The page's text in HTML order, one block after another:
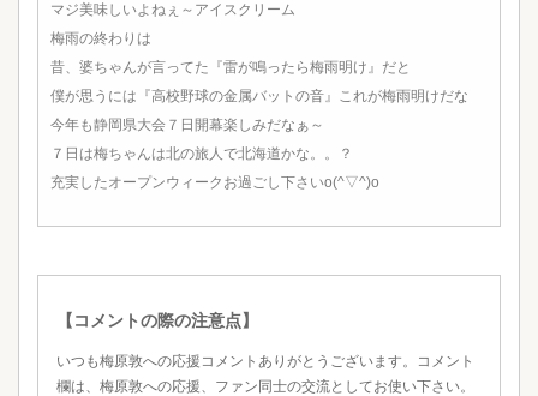
マジ美味しいよねぇ～アイスクリーム
梅雨の終わりは
昔、婆ちゃんが言ってた『雷が鳴ったら梅雨明け』だと
僕が思うには『高校野球の金属バットの音』これが梅雨明けだな
今年も静岡県大会７日開幕楽しみだなぁ～
７日は梅ちゃんは北の旅人で北海道かな。。？
充実したオープンウィークお過ごし下さいo(^▽^)o
【コメントの際の注意点】
いつも梅原敦への応援コメントありがとうございます。コメント
欄は、梅原敦への応援、ファン同士の交流としてお使い下さい。